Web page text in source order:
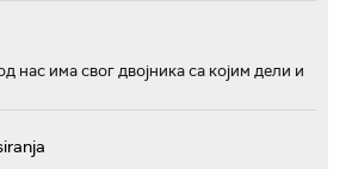
нас има свог двојника са којим дели и